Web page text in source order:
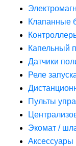
Клапанные
Капельный
Датчики
Реле
Пульты
Экомат /